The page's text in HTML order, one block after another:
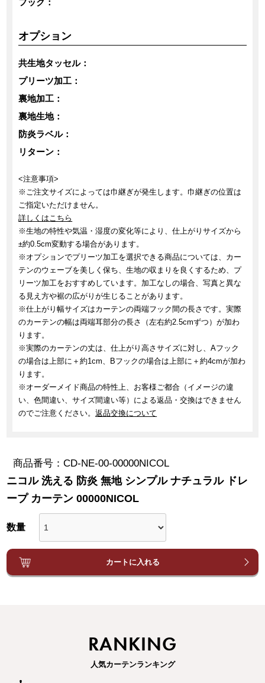
オプション
共生地タッセル：
プリーツ加工：
裏地加工：
裏地生地：
防炎ラベル：
リターン：
<注意事項>
※ご注文サイズによっては巾継ぎが発生します。巾継ぎの位置は
ご指定いただけません。
詳しくはこちら
※生地の特性や気温・湿度の変化等により、仕上がりサイズから
±約0.5cm変動する場合があります。
※オプションでプリーツ加工を選択できる商品については、カー
テンのウェーブを美しく保ち、生地の収まりを良くするため、プ
リーツ加工をおすすめしています。加工なしの場合、写真と異な
る見え方や裾の広がりが生じることがあります。
※仕上がり幅サイズはカーテンの両端フック間の長さです。実際
のカーテンの幅は両端耳部分の長さ（左右約2.5cmずつ）が加わ
ります。
※実際のカーテンの丈は、仕上がり高さサイズに対し、Aフック
の場合は上部に＋約1cm、Bフックの場合は上部に＋約4cmが加わ
ります。
※オーダーメイド商品の特性上、お客様ご都合（イメージの違
い、色間違い、サイズ間違い等）による返品・交換はできません
のでご注意ください。返品交換について
商品番号 CD-NE-00-00000NICOL
ニコル 洗える 防炎 無地 シンプル ナチュラル ドレ
ープ カーテン 00000NICOL
カートに入れる
RANKING
人気カーテンランキング